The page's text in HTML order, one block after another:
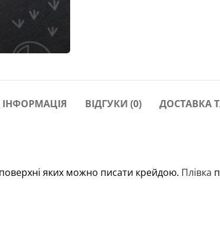
ВІДГУКИ (0) ДОСТАВКА
яких можно писати крейдою. Плівка